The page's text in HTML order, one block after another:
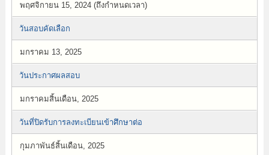
พฤศจิกายน 15, 2024 (ถึงกำหนดเวลา)
วันสอบคัดเลือก
มกราคม 13, 2025
วันประกาศผลสอบ
มกราคมสิ้นเดือน, 2025
วันที่ปิดรับการลงทะเบียนเข้าศึกษาต่อ
กุมภาพันธ์สิ้นเดือน, 2025